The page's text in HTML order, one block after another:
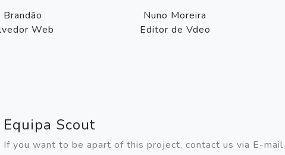
Web
Nuno Moreira
Editor de Vdeo
Equipa Scout
If you want to be apart of this project, contact us via E-mail.